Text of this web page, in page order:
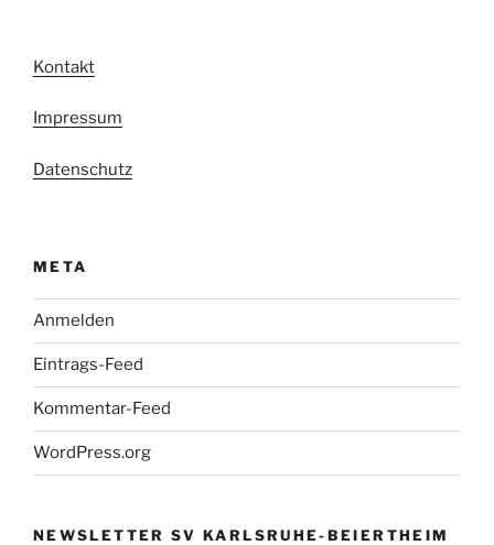
Kontakt
Impressum
Datenschutz
META
Anmelden
Eintrags-Feed
Kommentar-Feed
WordPress.org
NEWSLETTER SV KARLSRUHE-BEIERTHEIM